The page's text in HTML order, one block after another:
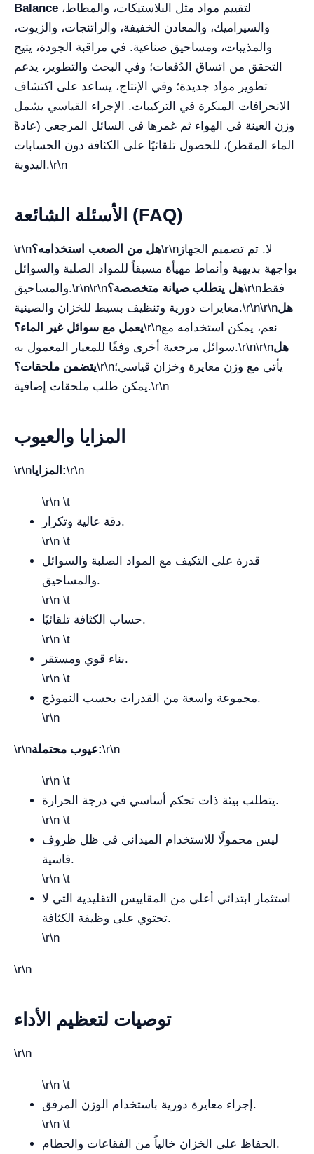
Balance
والسيراميك، والمعادن الخفيفة، والراتنجات، والزيوت،
والمذيبات، ومساحيق صناعية. في مراقبة الجودة، يتيح
التحقق من اتساق الدُفعات؛ وفي البحث والتطوير، يدعم
تطوير مواد جديدة؛ وفي الإنتاج، يساعد على اكتشاف
الانحرافات المبكرة في التركيبات. الإجراء القياسي يشمل
وزن العينة في الهواء ثم غمرها في السائل المرجعي (عادةً
الماء المقطر)، للحصول تلقائيًا على الكثافة دون الحسابات
اليدوية.\r\n
الأسئلة الشائعة (FAQ)
\r\nهل من الصعب استخدامه؟\r\n لا. تم تصميم الجهاز
بواجهة بديهية وأنماط مهيأة مسبقاً للمواد الصلبة والسوائل
والمساحيق.\r\n\r\nهل يتطلب صيانة متخصصة؟\r\nفقط
معايرات دورية وتنظيف بسيط للخزان والصينية.\r\n\r\nهل
يعمل مع سوائل غير الماء؟\r\nنعم، يمكن استخدامه مع
سوائل مرجعية أخرى وفقًا للمعيار المعمول به.\r\n\r\nهل
يتضمن ملحقات؟\r\nيأتي مع وزن معايرة وخزان قياسي؛
يمكن طلب ملحقات إضافية.\r\n
المزايا والعيوب
\r\n المزايا:\r\n
\r\n \t
دقة عالية وتكرار.
\r\n \t
قدرة على التكيف مع المواد الصلبة والسوائل
والمساحيق.
\r\n \t
حساب الكثافة تلقائيًا.
\r\n \t
بناء قوي ومستقر.
\r\n \t
مجموعة واسعة من القدرات بحسب النموذج.
\r\n
\r\n عيوب محتملة:\r\n
\r\n \t
يتطلب بيئة ذات تحكم أساسي في درجة الحرارة.
\r\n \t
ليس محمولًا للاستخدام الميداني في ظل ظروف
قاسية.
\r\n \t
استثمار ابتدائي أعلى من المقاييس التقليدية التي لا
تحتوي على وظيفة الكثافة.
\r\n
\r\n
توصيات لتعظيم الأداء
\r\n
\r\n \t
إجراء معايرة دورية باستخدام الوزن المرفق.
\r\n \t
الحفاظ على الخزان خالياً من الفقاعات والحطام.